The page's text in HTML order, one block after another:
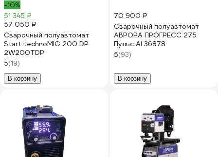
-10%
51 345 ₽
57 050 ₽
Сварочный полуавтомат
Start technoMIG 200 DP
2W200TDP
5(19)
В корзину
70 900 ₽
Сварочный полуавтомат
АВРОРА ПРОГРЕСС 275
Пульс Al 36878
5(93)
В корзину